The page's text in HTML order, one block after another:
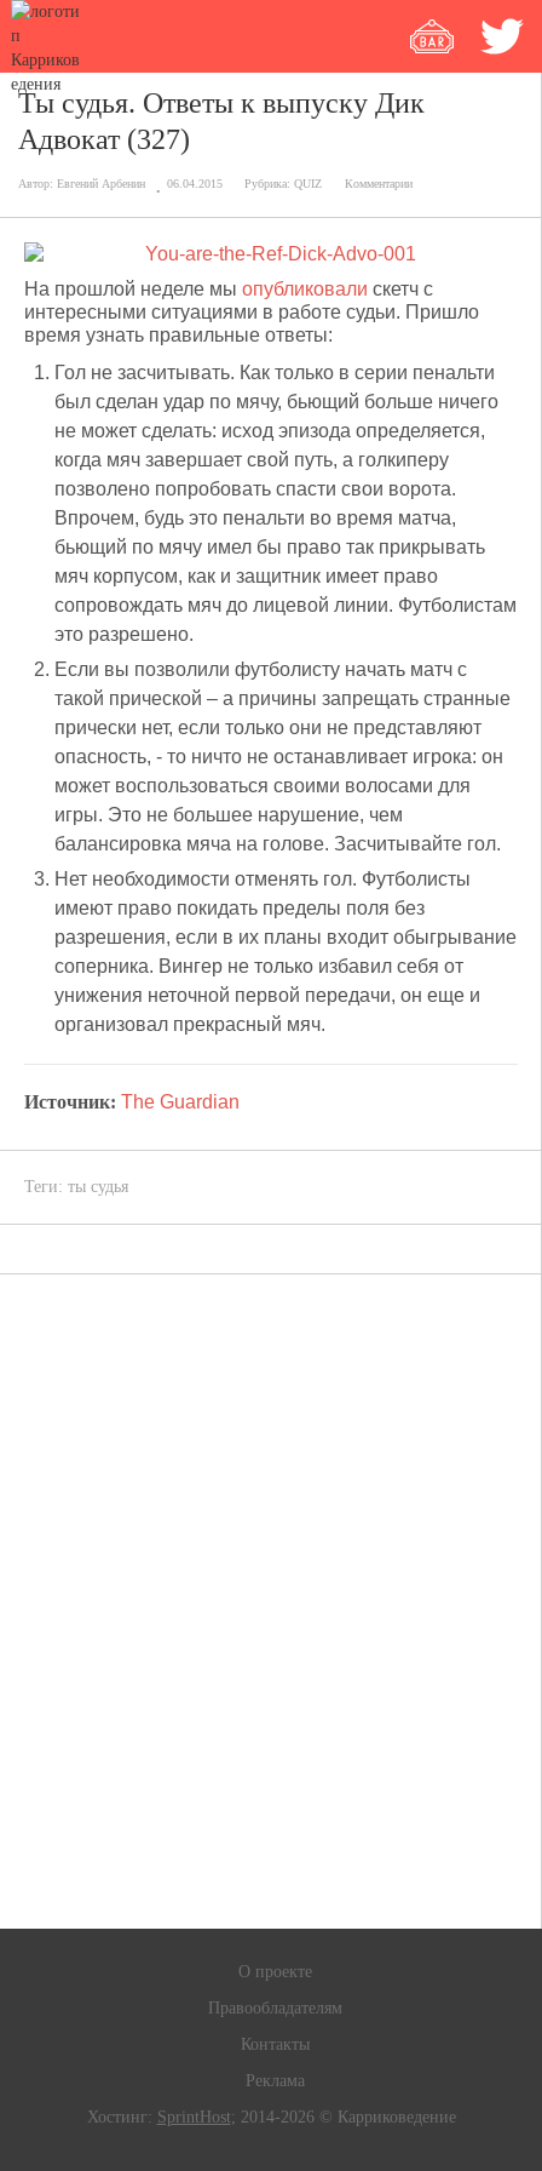
Ты судья. Ответы к выпуску Дик
Адвокат (327)
Автор: Евгений Арбенин 06.04.2015 Рубрика: QUIZ Комментарии
На прошлой неделе мы опубликовали скетч с
интересными ситуациями в работе судьи. Пришло
время узнать правильные ответы:
Гол не засчитывать. Как только в серии пенальти
был сделан удар по мячу, бьющий больше ничего
не может сделать: исход эпизода определяется,
когда мяч завершает свой путь, а голкиперу
позволено попробовать спасти свои ворота.
Впрочем, будь это пенальти во время матча,
бьющий по мячу имел бы право так прикрывать
мяч корпусом, как и защитник имеет право
сопровождать мяч до лицевой линии. Футболистам
это разрешено.
Если вы позволили футболисту начать матч с
такой прической – а причины запрещать странные
прически нет, если только они не представляют
опасность, - то ничто не останавливает игрока: он
может воспользоваться своими волосами для
игры. Это не большее нарушение, чем
балансировка мяча на голове. Засчитывайте гол.
Нет необходимости отменять гол. Футболисты
имеют право покидать пределы поля без
разрешения, если в их планы входит обыгрывание
соперника. Вингер не только избавил себя от
унижения неточной первой передачи, он еще и
организовал прекрасный мяч.
Источник: The Guardian
Теги: ты судья
О проекте
Правообладателям
Контакты
Реклама
Хостинг: SprintHost; 2014-2026 © Карриковедение